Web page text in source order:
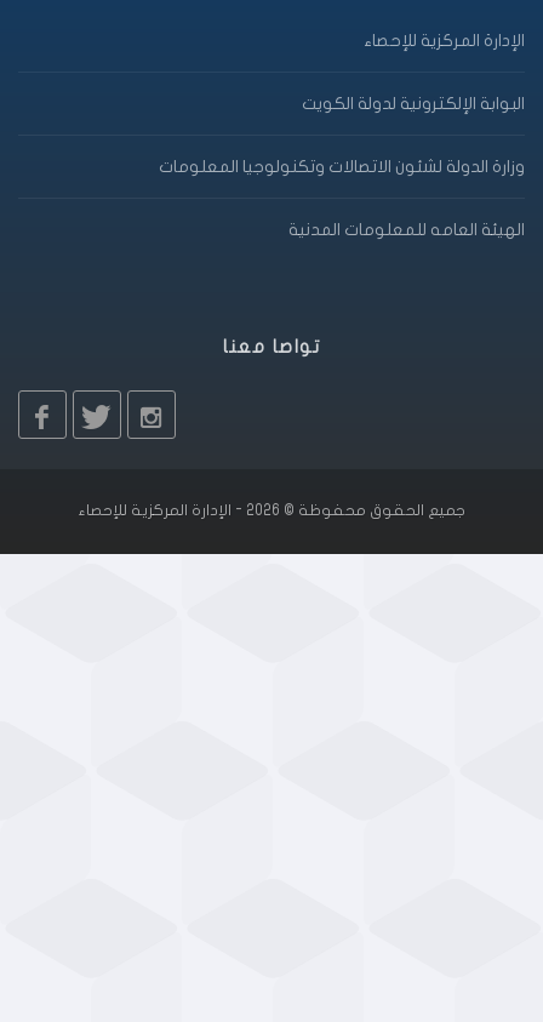
الإدارة المركزية للإحصاء
البوابة الإلكترونية لدولة الكويت
وزارة الدولة لشئون الاتصالات وتكنولوجيا المعلومات
الهيئة العامه للمعلومات المدنية
تواصا معنا
جميع الحقوق محفوظة © 2026 - الإدارة المركزية للإحصاء